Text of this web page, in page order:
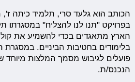
הכותב הוא גלעד סרי, תלמיד כיתה ז',
בפרויקט "תנו לנו להצליח" במסגרתו
הארץ מתאגדים בכדי להשמיע את קולם
בלימודים בחטיבות הביניים. במסגרת
פועלים לגיבוש מסמך המלצות מיוחד
הנכנס/ת.